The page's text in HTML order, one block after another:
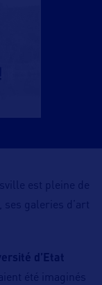
est pleine de
ses galeries d’art
d’Etat
été imaginés